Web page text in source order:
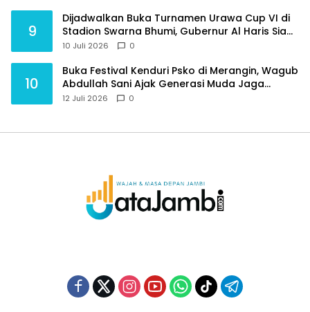
9
Dijadwalkan Buka Turnamen Urawa Cup VI di
Stadion Swarna Bhumi, Gubernur Al Haris Siap
Berlaga Lawan Tim Urawa
10 Juli 2026 0
10
Buka Festival Kenduri Psko di Merangin, Wagub
Abdullah Sani Ajak Generasi Muda Jaga
Budaya dan Jauhi Narkoba
12 Juli 2026 0